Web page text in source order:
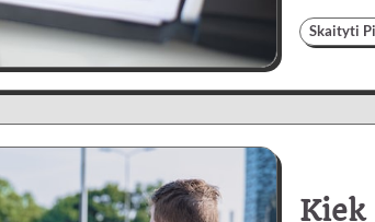
Skaityti